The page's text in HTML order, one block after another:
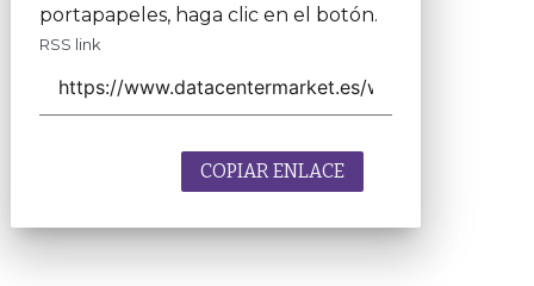
portapapeles, haga clic en el botón.
RSS link
COPIAR ENLACE